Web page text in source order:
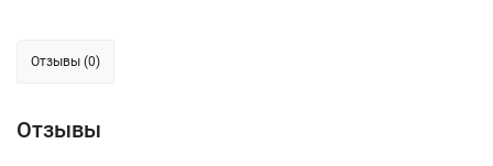
Отзывы (0)
Отзывы